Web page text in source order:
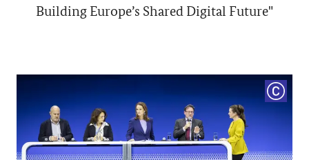
Building Europe’s Shared Digital Future"